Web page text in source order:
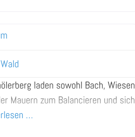
Wald
laden sowohl Bach, Wiesen
Mauern zum Balancieren und sich
…